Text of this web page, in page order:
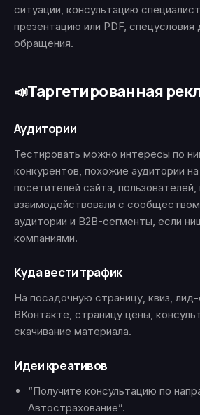
ситуации, консультацию
презентацию или PDF, спецусловия
обращения.
📣Таргетированная
Аудитории
Тестировать можно интересы по
конкурентов, похожие аудитории
посетителей сайта,
взаимодействовали с
аудитории и B2B-сегменты, если
компаниями.
Куда вести трафик
На посадочную страницу, квиз,
ВКонтакте, страницу цены,
скачивание материала.
Идеи креативов
“Получите консультацию по
Автострахование”.